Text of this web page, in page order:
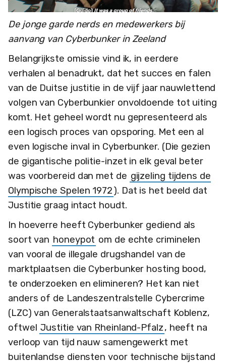
De jonge garde nerds en medewerkers bij
aanvang van Cyberbunker in Zeeland
Belangrijkste omissie vind ik, in eerdere
verhalen al benadrukt, dat het succes en falen
van de Duitse justitie in de vijf jaar nauwlettend
volgen van Cyberbunkier onvoldoende tot uiting
komt. Het geheel wordt nu gepresenteerd als
een logisch proces van opsporing. Met een al
even logische inval in Cyberbunker. (Die gezien
de gigantische politie-inzet in elk geval beter
was voorbereid dan met de gijzeling tijdens de
Olympische Spelen 1972). Dat is het beeld dat
Justitie graag intact houdt.
In hoeverre heeft Cyberbunker gediend als
soort van honeypot om de echte criminelen
van vooral de illegale drugshandel van de
marktplaatsen die Cyberbunker hosting bood,
te onderzoeken en elimineren? Het kan niet
anders of de Landeszentralstelle Cybercrime
(LZC) van Generalstaatsanwaltschaft Koblenz,
oftwel Justitie van Rheinland-Pfalz, heeft na
verloop van tijd nauw samengewerkt met
buitenlandse diensten voor technische bijstand